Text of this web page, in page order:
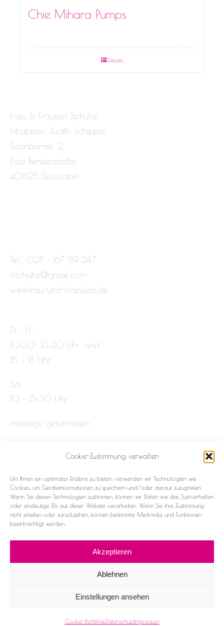
Cookie-Zustimmung verwalten
Um Ihnen ein optimales Erlebnis zu bieten, verwenden wir Technologien wie
Cookies, um Geräteinformationen zu speichern und/oder darauf zuzugreifen.
Wenn Sie diesen Technologien zustimmen, können wir Daten wie das Surfverhalten
oder eindeutige IDs auf dieser Website verarbeiten. Wenn Sie ihre Zustimmung
nicht erteilen oder zurückziehen, können bestimmte Merkmale und Funktionen
beeinträchtigt werden.
Akzeptieren
Ablehnen
Einstellungen ansehen
Cookie-RichtlinieDatenschutzImpressum
Chie Mihara Pumps
Details
Frau & Fräulein Schuhe
Inhaberin: Judith Schipper
Sonnbornstr. 2
Ecke Benderstraße
40625 Düsseldorf
Tel.: 0211 – 167 89 247
ffschuhe@gmail.com
www.frau-und-fraeulein.de
Di – Fr:
10:30- 13:30 Uhr und
15 – 18 Uhr
Sa:
10 – 13:30 Uhr
montags: geschlossen
Datenschutz
Cookie-Richtlinie (EU)